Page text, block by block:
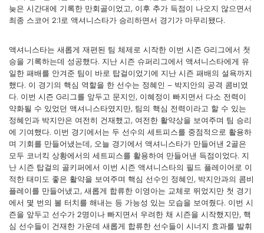
늦은 시간대에 기록한 만회골이었고, 이후 추가 득점이 나오지 않으면서
최종 스코어 2:1로 액셔니스타가 승리하면서 경기가 마무리됐다.
액셔니스타는 새롭게 재편된 팀 체제로 시작한 이번 시즌 G리그에서 첫
승을 기록하는데 성공했다. 지난 시즌 슈퍼리그에서 액셔니스타에게 유
일한 패배를 안겨준 팀이 바로 탑걸이었기에 지난 시즌 패배의 설욕까지
했다. 이 경기의 핵심 역할을 한 선수는 정혜인 – 박지안의 공격 콤비였
다. 이번 시즌 G리그를 앞두고 문지인, 이혜정이 빠지면서 다소 전력이
약화될 수 있었던 액셔니스타였지만, 팀의 핵심 전력이라고 할 수 있는
정혜인과 박지안은 여전히 건재했고, 여전한 활약상을 보여주며 팀 승리
에 기여했다. 이번 경기에서는 두 선수의 세트피스를 중점적으로 활용하
며 기회를 만들어냈는데, 오늘 경기에서 액셔니스타가 만들어낸 2골은
모두 코너킥 상황에서의 세트피스를 활용하여 만들어낸 득점이었다. 지
난 시즌 탑걸의 골키퍼에서 이번 시즌 액셔니스타의 필드 플레이어로 이
적한 태미도 좋은 활약을 보여주며 핵심 선수인 정혜인, 박지안과의 콤비
플레이를 만들어냈고, 새롭게 합류한 이영아는 교체로 뛰었지만 첫 경기
에서 몇 번의 볼 터치를 해내는 등 가능성 있는 모습을 보여줬다. 이번 시
즌을 앞두고 선수가 2명이나 빠지면서 우려한 채 시즌을 시작했지만, 핵
심 선수들이 건재한 가운데 새롭게 합류한 선수들이 시너지 효과를 발휘